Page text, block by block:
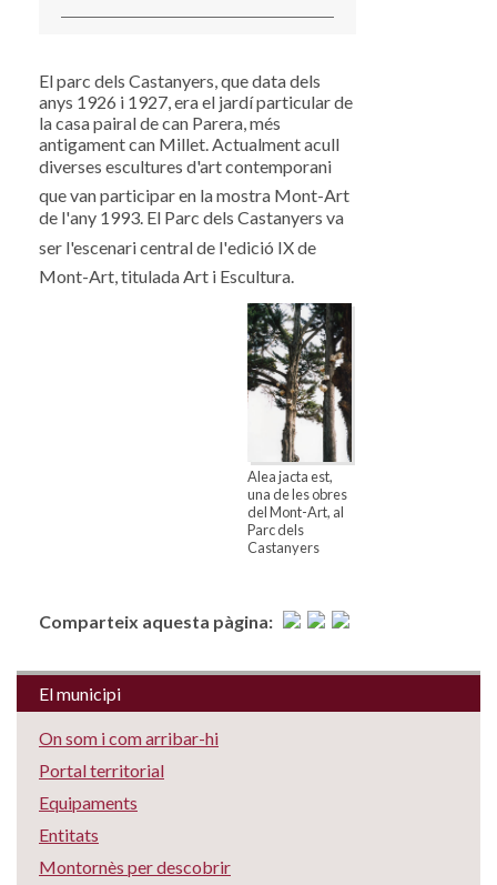
El parc dels Castanyers, que data dels
anys 1926 i 1927, era el jardí particular de
la casa pairal de can Parera, més
antigament can Millet. Actualment acull
diverses escultures d'art contemporani
que van participar en la mostra Mont-Art
de l'any 1993. El Parc dels Castanyers va
ser l'escenari central de l'edició IX de
Mont-Art, titulada Art i Escultura.
Alea jacta est,
una de les obres
del Mont-Art, al
Parc dels
Castanyers
Comparteix aquesta pàgina:
El municipi
On som i com arribar-hi
Portal territorial
Equipaments
Entitats
Montornès per descobrir